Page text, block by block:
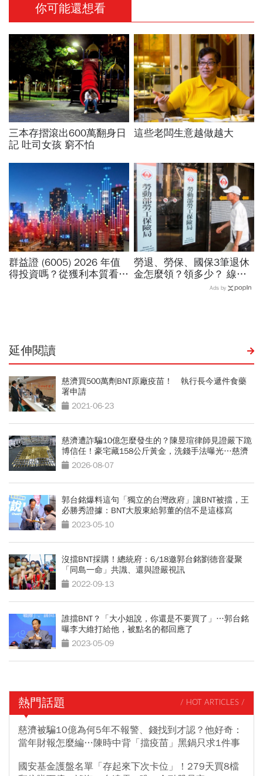
你可能還想看
三本存摺滾出600萬翻身日
記 吐司女孩 窮不怕
這些老闆生意越做越大
群益證 (6005) 2026 年值
得投資嗎？從獲利本質看價
勞退、勞保、國保3筆退休
金怎麼領？領多少？ 線上
Ads by
延伸閱讀
慈濟買500萬劑BNT原廠疫苗！ 執行長今遞件食藥
署申請
2021-06-23
慈濟遭詐騙10億怎麼發生的？陳昱瑄律師見證嚴下跪
博信任！豪宅藏158公斤黃金，洗錢手法曝光…慈濟
回應了
2026-08-07
郭台銘爆料這句「獨立的台灣政府」讓BNT被擋，王
必勝秀證據：BNT大股東給郭董的信不是這樣寫
2023-05-10
沒擋BNT採購！總統府：6/18邀郭台銘劉德音凝聚
「同島一命」共識、還與證嚴視訊
2022-09-13
誰擋BNT？「大小姐說，你還是不要買了」…郭台銘
曝李大維打給他，被點名的都回應了
2023-05-09
熱門話題 / HOT ARTICLES /
慈濟被騙10億為何5年不報警、錢找到才認？他好奇：
當年財報怎麼編…陳時中背「擋疫苗」黑鍋只求1件事
國安基金護盤名單「存起來下次卡位」！279天買8檔